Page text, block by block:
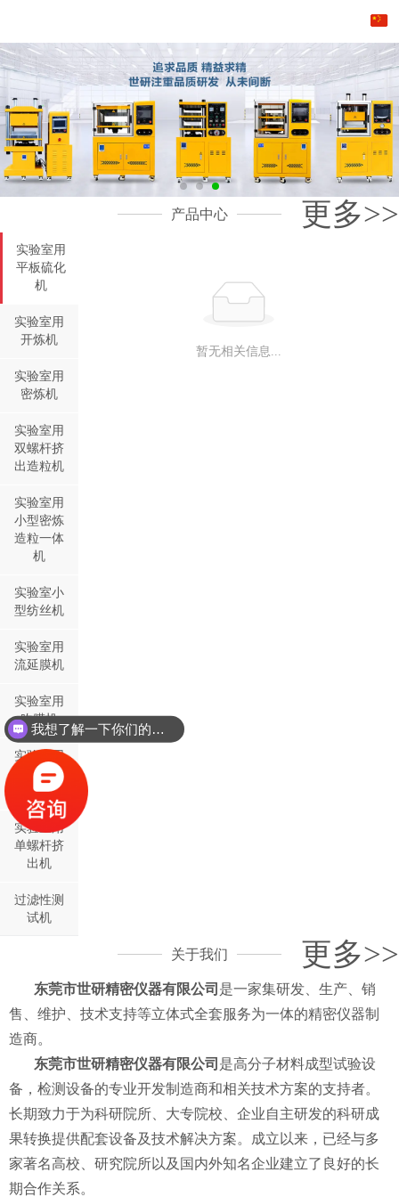
产品中心 更多>>
实验室用
平板硫化
机
实验室用
开炼机
实验室用
密炼机
实验室用
双螺杆挤
出造粒机
实验室用
小型密炼
造粒一体
机
实验室小
型纺丝机
实验室用
流延膜机
实验室用
吹膜机
实验室用
双螺杆挤
出机
实验室用
单螺杆挤
出机
过滤性测
试机
暂无相关信息...
关于我们 更多>>
东莞市世研精密仪器有限公司 是一家集研发、生产、销
售、维护、技术支持等立体式全套服务为一体的精密仪器制
造商。
东莞市世研精密仪器有限公司 是高分子材料成型试验设
备，检测设备的专业开发制造商和相关技术方案的支持者。
长期致力于为科研院所、大专院校、企业自主研发的科研成
果转换提供配套设备及技术解决方案。成立以来，已经与多
家著名高校、研究院所以及国内外知名企业建立了良好的长
期合作关系。
我想了解一下你们的双螺杆挤出机同？